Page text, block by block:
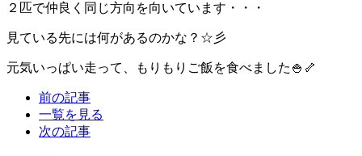
２匹で仲良く同じ方向を向いています・・・
見ている先には何があるのかな？☆彡
元気いっぱい走って、もりもりご飯を食べました🍚🦴
前の記事
一覧を見る
次の記事